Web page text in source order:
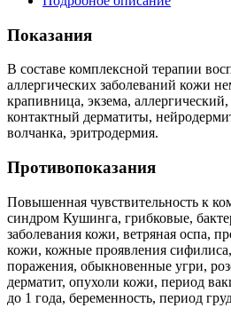
Показания
В составе комплексной терапии
аллергических заболеваний кожи
крапивница, экзема,
контактный дерматиты,
волчанка, эритродермия.
Противопоказания
Повышенная чувствительность к
синдром Кушинга, грибковые,
заболевания кожи, ветряная оспа,
кожи, кожные проявления
поражения, обыкновенные угри,
дерматит, опухоли кожи, период
до 1 года, беременность, период